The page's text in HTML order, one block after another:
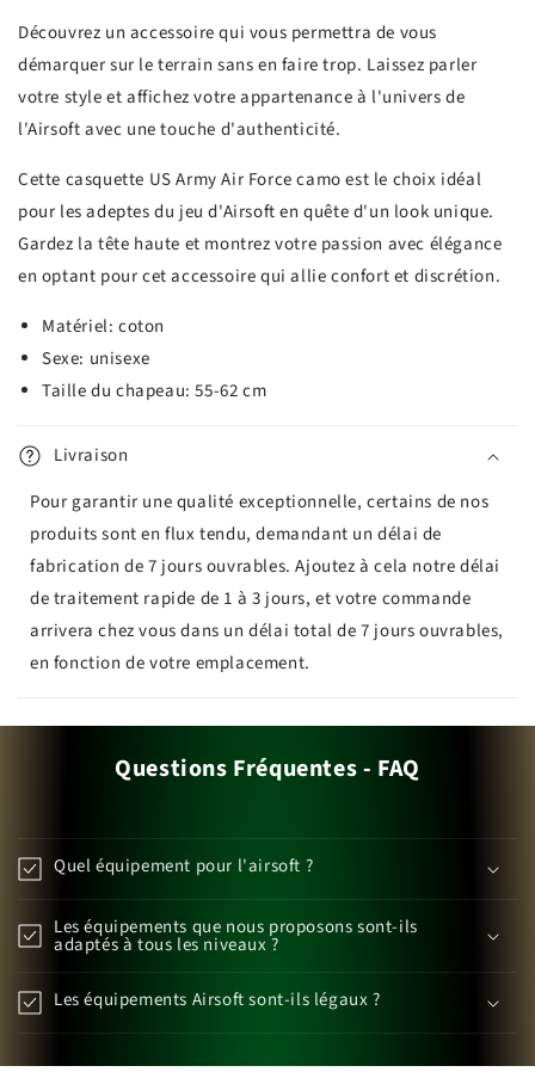
Découvrez un accessoire qui vous permettra de vous
démarquer sur le terrain sans en faire trop. Laissez parler
votre style et affichez votre appartenance à l'univers de
l'Airsoft avec une touche d'authenticité.
Cette casquette US Army Air Force camo est le choix idéal
pour les adeptes du jeu d'Airsoft en quête d'un look unique.
Gardez la tête haute et montrez votre passion avec élégance
en optant pour cet accessoire qui allie confort et discrétion.
Matériel: coton
Sexe: unisexe
Taille du chapeau: 55-62 cm
Livraison
Pour garantir une qualité exceptionnelle, certains de nos
produits sont en flux tendu, demandant un délai de
fabrication de 7 jours ouvrables. Ajoutez à cela notre délai
de traitement rapide de 1 à 3 jours, et votre commande
arrivera chez vous dans un délai total de 7 jours ouvrables,
en fonction de votre emplacement.
Questions Fréquentes - FAQ
Quel équipement pour l'airsoft ?
Les équipements que nous proposons sont-ils
adaptés à tous les niveaux ?
Les équipements Airsoft sont-ils légaux ?